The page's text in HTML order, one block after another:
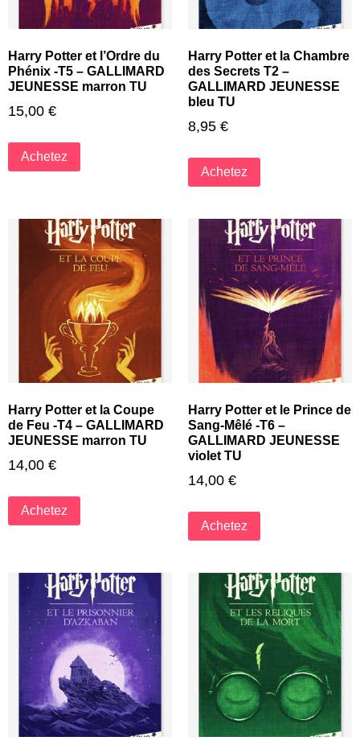
Harry Potter et l’Ordre du
Phénix -T5 – GALLIMARD
JEUNESSE marron TU
15,00 €
Achetez
Harry Potter et la Chambre
des Secrets T2 –
GALLIMARD JEUNESSE
bleu TU
8,95 €
Achetez
Harry Potter et la Coupe
de Feu -T4 – GALLIMARD
JEUNESSE marron TU
14,00 €
Achetez
Harry Potter et le Prince de
Sang-Mêlé -T6 –
GALLIMARD JEUNESSE
violet TU
14,00 €
Achetez